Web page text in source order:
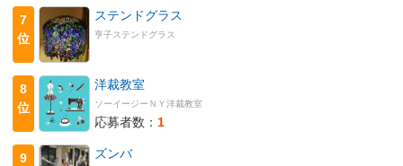
7
位
ステンドグラス
亨子ステンドグラス
8
位
洋裁教室
ソーイージーＮＹ洋裁教室
応募者数： 1
9
ズンバ